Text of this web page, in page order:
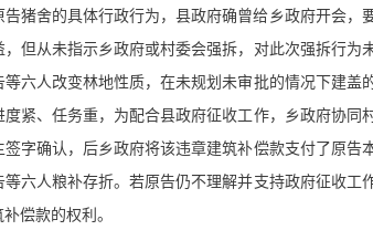
猪舍的具体行政行为，县政府确曾给乡政府开会，
但从未指示乡政府或村委会强拆，对此次强拆行为
六人改变林地性质，在未规划未审批的情况下建盖
紧、任务重，为配合县政府征收工作，乡政府协同
字确认，后乡政府将该违章建筑补偿款支付了原告
六人粮补存折。若原告仍不理解并支持政府征收工
偿款的权利。